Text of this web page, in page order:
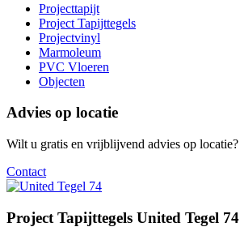
Projecttapijt
Project Tapijttegels
Projectvinyl
Marmoleum
PVC Vloeren
Objecten
Advies op locatie
Wilt u gratis en vrijblijvend advies op locatie?
Contact
Project Tapijttegels United Tegel 74